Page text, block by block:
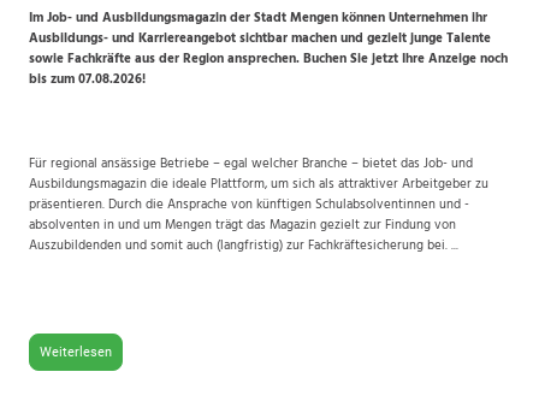
Im Job- und Ausbildungsmagazin der Stadt Mengen können Unternehmen ihr
Ausbildungs- und Karriereangebot sichtbar machen und gezielt junge Talente
sowie Fachkräfte aus der Region ansprechen. Buchen Sie jetzt Ihre Anzeige noch
bis zum 07.08.2026!
Für regional ansässige Betriebe – egal welcher Branche – bietet das Job- und
Ausbildungsmagazin die ideale Plattform, um sich als attraktiver Arbeitgeber zu
präsentieren. Durch die Ansprache von künftigen Schulabsolventinnen und -
absolventen in und um Mengen trägt das Magazin gezielt zur Findung von
Auszubildenden und somit auch (langfristig) zur Fachkräftesicherung bei. ...
Weiterlesen